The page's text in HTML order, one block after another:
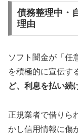
債務整理中・
理由
ソフト闇金が「任
を積極的に宣伝す
ど、利息を払い続
正規業者で借りら
かし信用情報に傷